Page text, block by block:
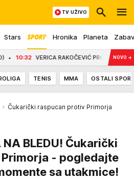
Stars Hronika Planeta
TV UŽIVO
RAKOČEVIĆ PROŠLA KROZ PAKAO
NOVO →
TENIS MMA OSTALI
Čukarički raspucan protiv Primorja
NA BLEDU! Čukarički
- pogledajte
sa utakmice!